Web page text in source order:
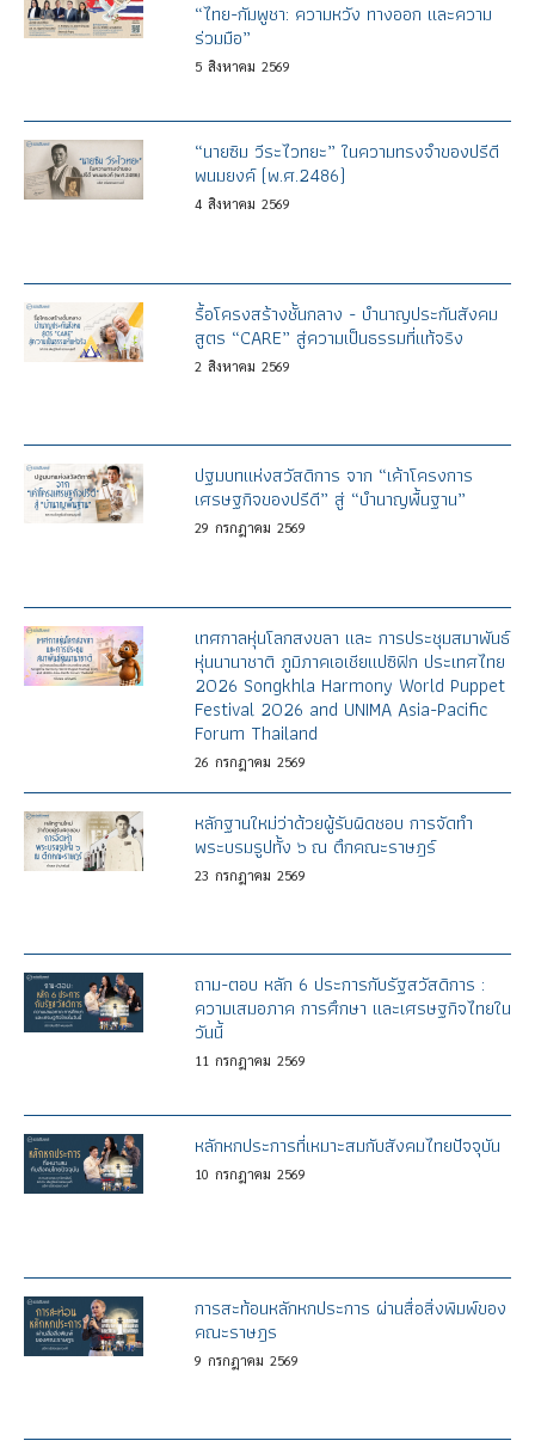
“ไทย-กัมพูชา: ความหวัง ทางออก และความ
ร่วมมือ”
5 สิงหาคม 2569
“นายซิม วีระไวทยะ” ในความทรงจำของปรีดี
พนมยงค์ (พ.ศ.2486)
4 สิงหาคม 2569
รื้อโครงสร้างชั้นกลาง - บำนาญประกันสังคม
สูตร “CARE” สู่ความเป็นธรรมที่แท้จริง
2 สิงหาคม 2569
ปฐมบทแห่งสวัสดิการ จาก “เค้าโครงการ
เศรษฐกิจของปรีดี” สู่ “บำนาญพื้นฐาน”
29 กรกฎาคม 2569
เทศกาลหุ่นโลกสงขลา และ การประชุมสมาพันธ์
หุ่นนานาชาติ ภูมิภาคเอเชียแปซิฟิก ประเทศไทย
2026 Songkhla Harmony World Puppet
Festival 2026 and UNIMA Asia-Pacific
Forum Thailand
26 กรกฎาคม 2569
หลักฐานใหม่ว่าด้วยผู้รับผิดชอบ การจัดทำ
พระบรมรูปทั้ง ๖ ณ ตึกคณะราษฎร์
23 กรกฎาคม 2569
ถาม-ตอบ หลัก 6 ประการกับรัฐสวัสดิการ :
ความเสมอภาค การศึกษา และเศรษฐกิจไทยใน
วันนี้
11 กรกฎาคม 2569
หลักหกประการที่เหมาะสมกับสังคมไทยปัจจุบัน
10 กรกฎาคม 2569
การสะท้อนหลักหกประการ ผ่านสื่อสิ่งพิมพ์ของ
คณะราษฎร
9 กรกฎาคม 2569